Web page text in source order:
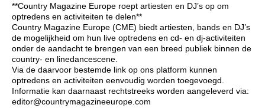
**Country Magazine Europe roept artiesten en DJ’s op om
optredens en activiteiten te delen**
Country Magazine Europe (CME) biedt artiesten, bands en DJ’s
de mogelijkheid om hun live optredens en cd- en dj-activiteiten
onder de aandacht te brengen van een breed publiek binnen de
country- en linedancescene.
Via de daarvoor bestemde link op ons platform kunnen
optredens en activiteiten eenvoudig worden toegevoegd.
Informatie kan daarnaast rechtstreeks worden aangeleverd via:
editor@countrymagazineeurope.com